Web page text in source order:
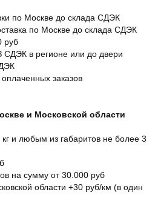
по Москве до склада СДЭК
по Москве до склада СДЭК
руб
СДЭК в регионе или до двери
оплаченных заказов
и Московской области
и любым из габаритов не более 3
на сумму от 30.000 руб
области +30 руб/км (в один